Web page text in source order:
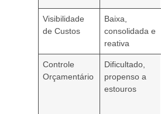
Visibilidade
de Custos
Baixa,
consolidada e
reativa
Controle
Orçamentário
Dificultado,
propenso a
estouros